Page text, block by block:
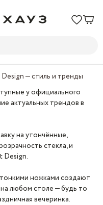
— стиль и тренды
у официального
актуальных трендов в
на утончённые,
стекла, и
Design.
ножками создают
любом столе — будь то
вечеринка.